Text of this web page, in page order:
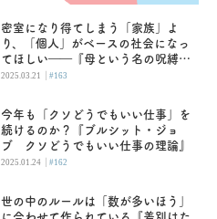
密室になり得てしまう「家族」よ
り、「個人」がベースの社会になっ
てほしい――『母という名の呪縛
娘という牢獄』
2025.03.21 |#163
今年も「クソどうでもいい仕事」を
続けるのか？『ブルシット・ジョ
ブ クソどうでもいい仕事の理論』
2025.01.24 |#162
世の中のルールは「数が多いほう」